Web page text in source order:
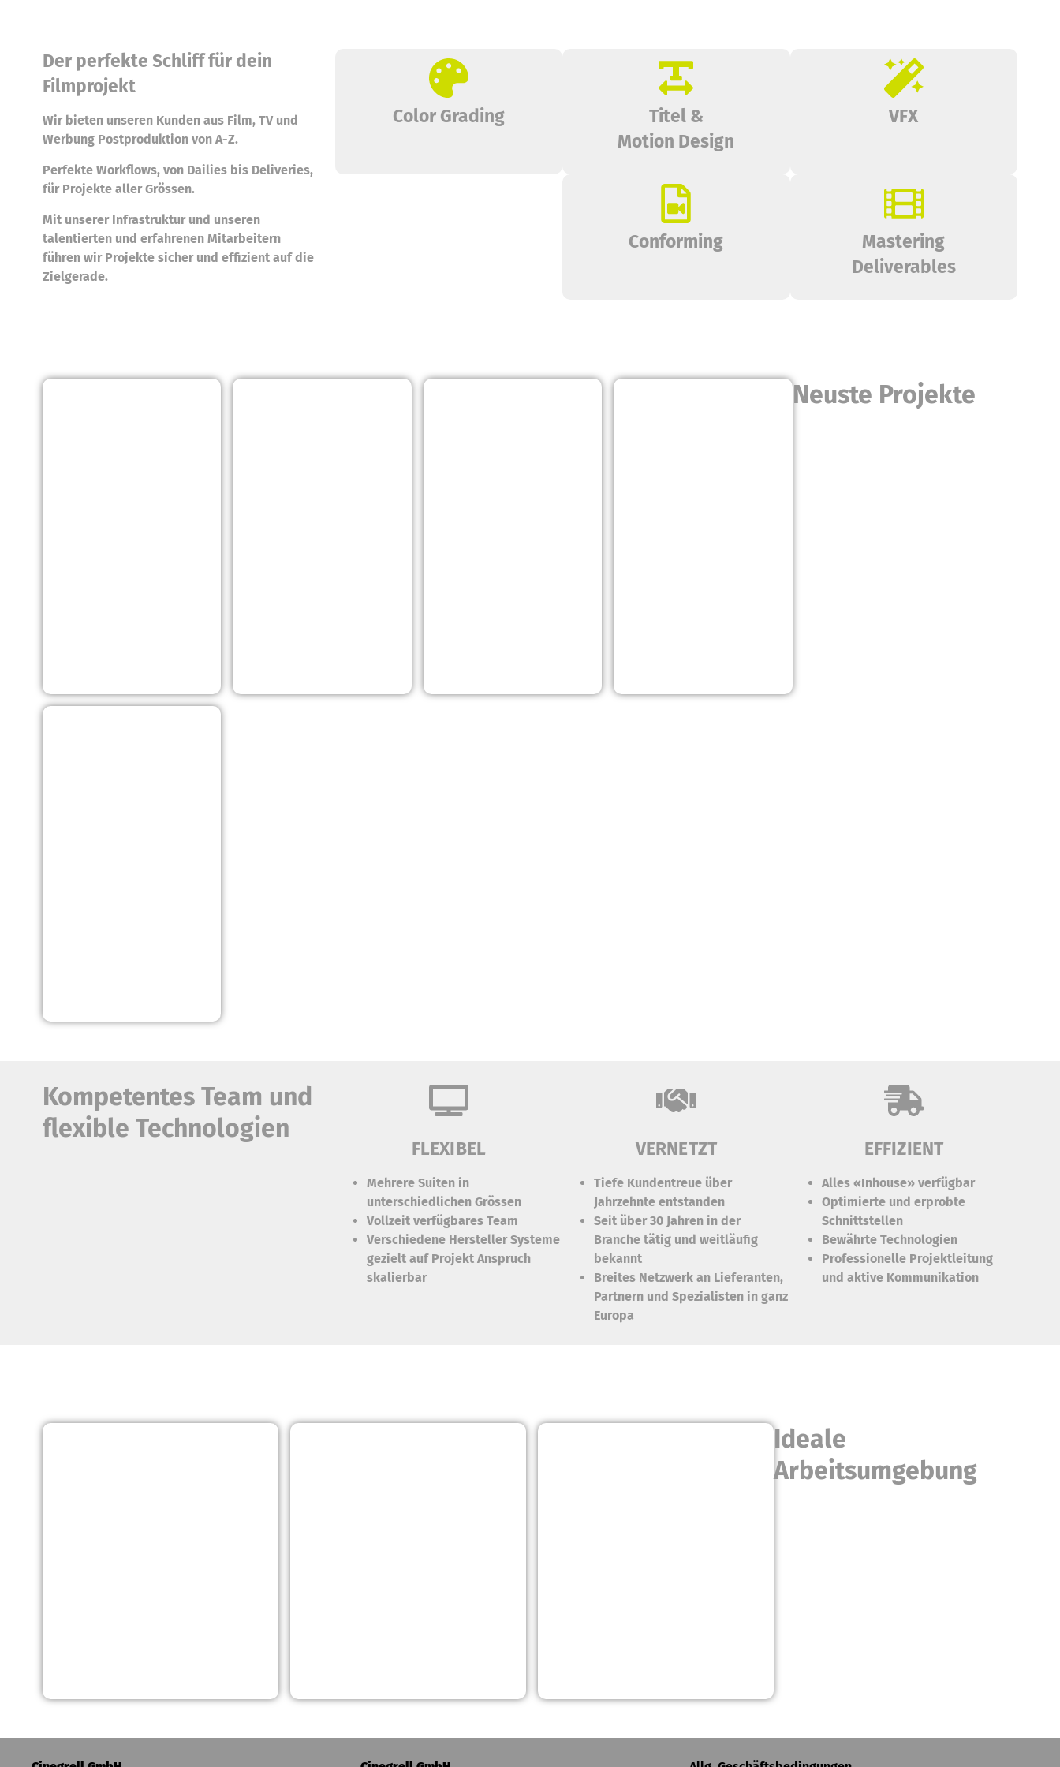
Color Grading
Titel &
Motion Design
VFX
Conforming
Mastering
Deliverables
Der perfekte Schliff für dein
Filmprojekt
Wir bieten unseren Kunden aus Film, TV und
Werbung Postproduktion von A-Z.
Perfekte Workflows, von Dailies bis Deliveries,
für Projekte aller Grössen.
Mit unserer Infrastruktur und unseren
talentierten und erfahrenen Mitarbeitern
führen wir Projekte sicher und effizient auf die
Zielgerade.
Neuste Projekte
FLEXIBEL
Mehrere Suiten in
unterschiedlichen Grössen
Vollzeit verfügbares Team
Verschiedene Hersteller Systeme
gezielt auf Projekt Anspruch
skalierbar
VERNETZT
Tiefe Kundentreue über
Jahrzehnte entstanden
Seit über 30 Jahren in der
Branche tätig und weitläufig
bekannt
Breites Netzwerk an Lieferanten,
Partnern und Spezialisten in ganz
Europa
EFFIZIENT
Alles «Inhouse» verfügbar
Optimierte und erprobte
Schnittstellen
Bewährte Technologien
Professionelle Projektleitung
und aktive Kommunikation
Kompetentes Team und
flexible Technologien
Ideale
Arbeitsumgebung